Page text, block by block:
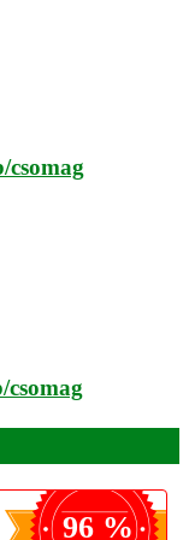
csomag
csomag
96 %